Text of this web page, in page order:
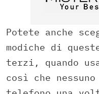
Potete anche
modiche di
terzi, quando
così che